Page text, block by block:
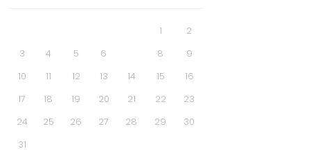
1
2
3
4 5 6 8
9
10
11 12 13 14 15
16
17
18 19 20 21 22
23
24
25 26 27 28 29
30
31